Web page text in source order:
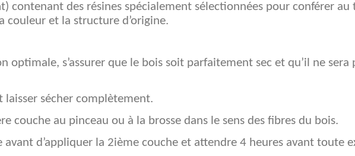
contenant des résines spécialement sélectionnées pour conférer
couleur et la structure d’origine.
optimale, s’assurer que le bois soit parfaitement sec et qu’il ne
sécher complètement.
couche au pinceau ou à la brosse dans le sens des fibres du bois.
avant d’appliquer la 2ième couche et attendre 4 heures avant toute